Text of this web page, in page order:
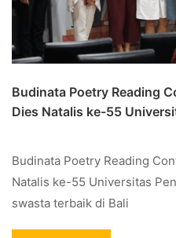
Budinata Poetry Reading
Dies Natalis ke-55
Budinata Poetry Reading
Natalis ke-55 Universitas
swasta terbaik di Bali